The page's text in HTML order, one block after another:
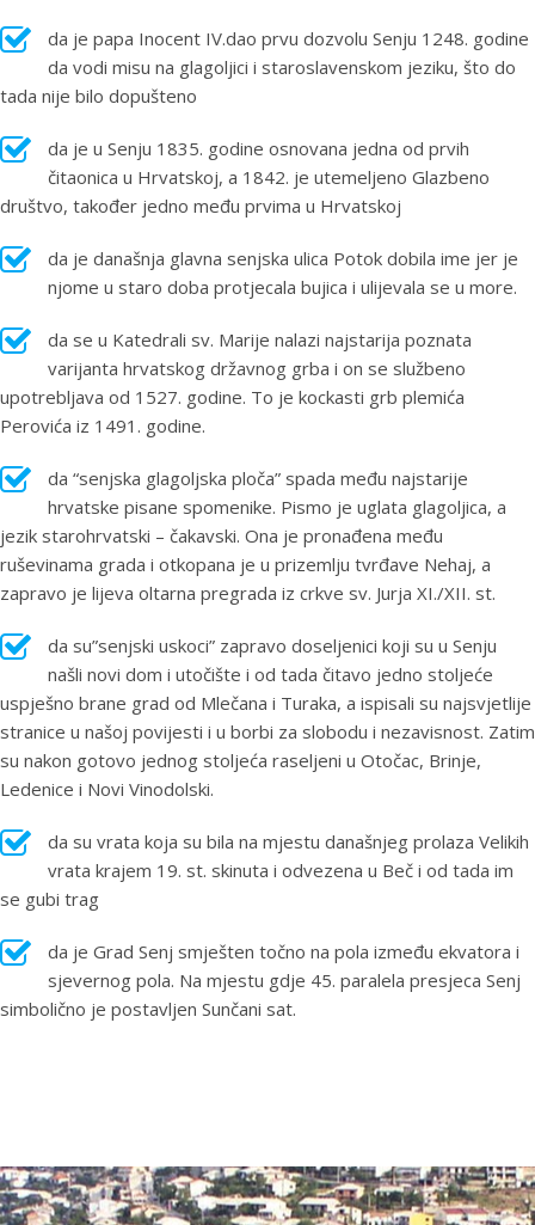
da je papa Inocent IV.dao prvu dozvolu Senju 1248. godine
da vodi misu na glagoljici i staroslavenskom jeziku, što do
tada nije bilo dopušteno
da je u Senju 1835. godine osnovana jedna od prvih
čitaonica u Hrvatskoj, a 1842. je utemeljeno Glazbeno
društvo, također jedno među prvima u Hrvatskoj
da je današnja glavna senjska ulica Potok dobila ime jer je
njome u staro doba protjecala bujica i ulijevala se u more.
da se u Katedrali sv. Marije nalazi najstarija poznata
varijanta hrvatskog državnog grba i on se službeno
upotrebljava od 1527. godine. To je kockasti grb plemića
Perovića iz 1491. godine.
da “senjska glagoljska ploča” spada među najstarije
hrvatske pisane spomenike. Pismo je uglata glagoljica, a
jezik starohrvatski – čakavski. Ona je pronađena među
ruševinama grada i otkopana je u prizemlju tvrđave Nehaj, a
zapravo je lijeva oltarna pregrada iz crkve sv. Jurja XI./XII. st.
da su”senjski uskoci” zapravo doseljenici koji su u Senju
našli novi dom i utočište i od tada čitavo jedno stoljeće
uspješno brane grad od Mlečana i Turaka, a ispisali su najsvjetlije
stranice u našoj povijesti i u borbi za slobodu i nezavisnost. Zatim
su nakon gotovo jednog stoljeća raseljeni u Otočac, Brinje,
Ledenice i Novi Vinodolski.
da su vrata koja su bila na mjestu današnjeg prolaza Velikih
vrata krajem 19. st. skinuta i odvezena u Beč i od tada im
se gubi trag
da je Grad Senj smješten točno na pola između ekvatora i
sjevernog pola. Na mjestu gdje 45. paralela presjeca Senj
simbolično je postavljen Sunčani sat.